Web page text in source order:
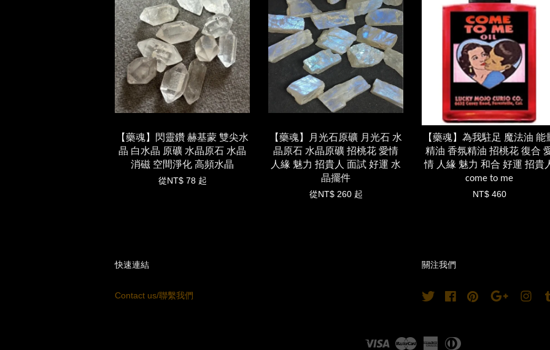
【藥魂】閃靈鑽 赫基蒙 雙尖水
晶 白水晶 原礦 水晶原石 水晶
消磁 空間淨化 高頻水晶
從 NT$ 78 起
【藥魂】月光石原礦 月光石 水
晶原石 水晶原礦 招桃花 愛情
人緣 魅力 招貴人 面試 好運 水
晶擺件
從 NT$ 260 起
【藥魂】為我駐足 魔法油 能
精油 香氛精油 招桃花 復合
情 人緣 魅力 和合 好運 招貴
come to me
NT$ 460
快速連結
Contact us/聯繫我們
關注我們
Twitter FacebookPinterest Google
Visa Master AmericanDiners